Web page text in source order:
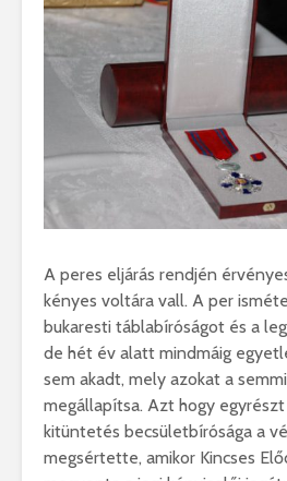
A peres eljárás rendjén
kényes voltára vall. A per
bukaresti táblabíróságot és a
de hét év alatt mindmáig
sem akadt, mely azokat a
megállapítsa. Azt hogy egyrészt
kitüntetés becsületbírósága a
megsértette, amikor Kincses